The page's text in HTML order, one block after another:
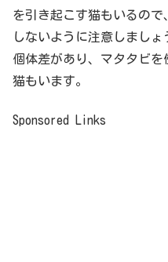
を引き起こす猫もいるの
しないように注意しまし
個体差があり、マタタビ
猫もいます。
Sponsored Links